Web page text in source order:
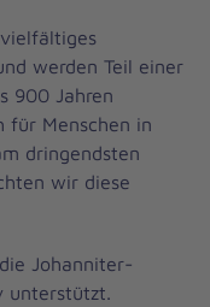
werden Teil einer
900 Jahren
für Menschen in
dringendsten
wir diese
Johanniter-
unterstützt.